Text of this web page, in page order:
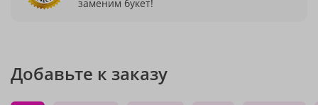
заменим букет!
Добавьте к заказу